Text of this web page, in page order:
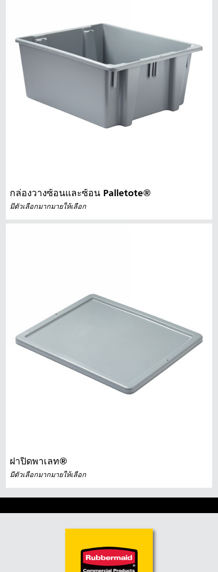
กล่องวางซ้อนและซ้อน Palletote®
มีตัวเลือกมากมายให้เลือก
ฝาปิดพาเลท®
มีตัวเลือกมากมายให้เลือก